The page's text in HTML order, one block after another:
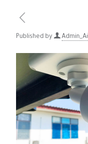
Published by Admin_Ai